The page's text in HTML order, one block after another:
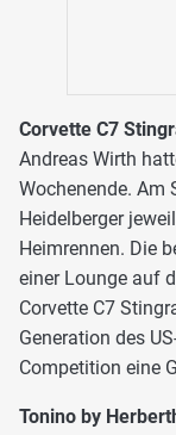
Corvette C7
Andreas Wirth
Wochenende. Am
Heidelberger
Heimrennen. Die
einer Lounge auf
Corvette C7
Generation des
Competition eine
Tonino by